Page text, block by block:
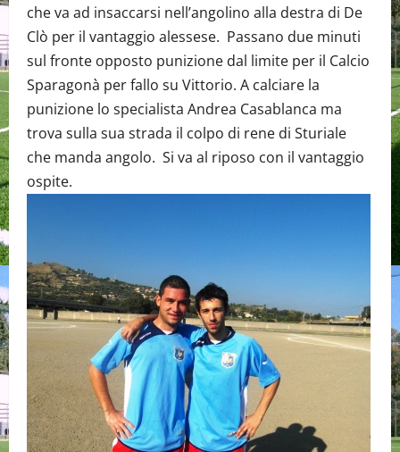
che va ad insaccarsi nell’angolino alla destra di De
Clò per il vantaggio alessese. Passano due minuti
sul fronte opposto punizione dal limite per il Calcio
Sparagonà per fallo su Vittorio. A calciare la
punizione lo specialista Andrea Casablanca ma
trova sulla sua strada il colpo di rene di Sturiale
che manda angolo. Si va al riposo con il vantaggio
ospite.